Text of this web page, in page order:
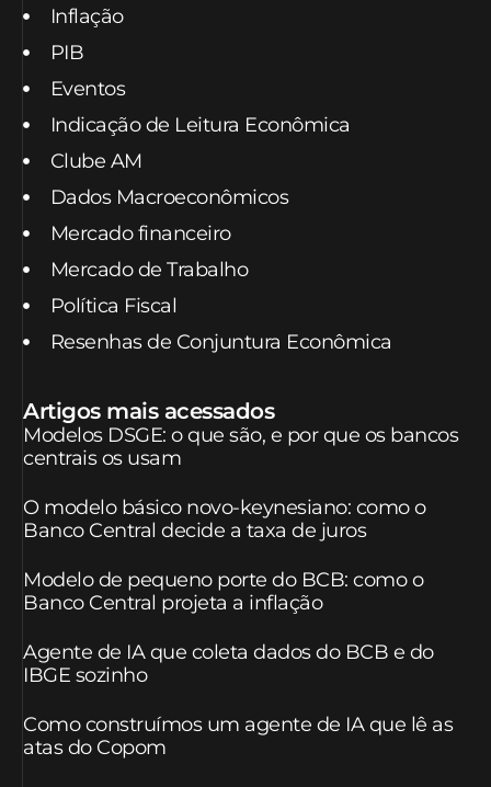
Inflação
PIB
Eventos
Indicação de Leitura Econômica
Clube AM
Dados Macroeconômicos
Mercado financeiro
Mercado de Trabalho
Política Fiscal
Resenhas de Conjuntura Econômica
Artigos mais acessados
Modelos DSGE: o que são, e por que os bancos
centrais os usam
O modelo básico novo-keynesiano: como o
Banco Central decide a taxa de juros
Modelo de pequeno porte do BCB: como o
Banco Central projeta a inflação
Agente de IA que coleta dados do BCB e do
IBGE sozinho
Como construímos um agente de IA que lê as
atas do Copom